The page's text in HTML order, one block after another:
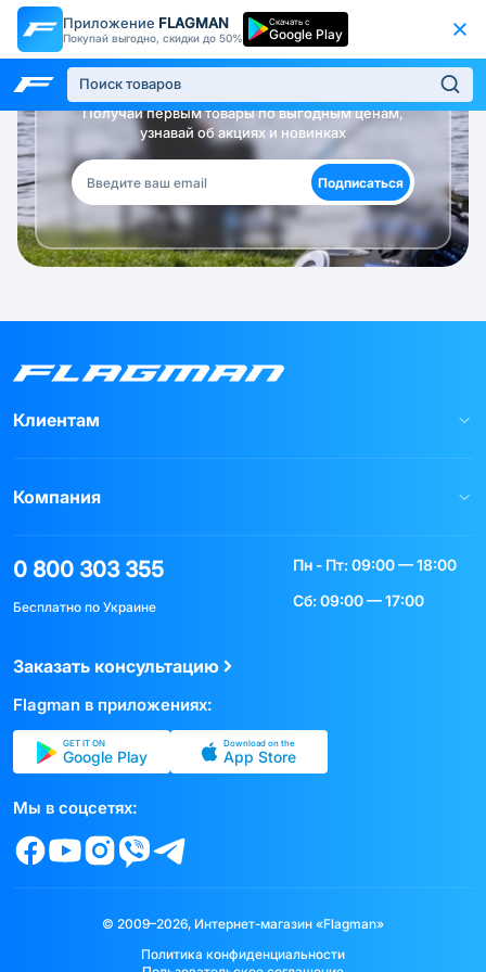
Приложение FLAGMAN
Покупай выгодно, скидки до 50%
Скачать с
Google Play
Будь в курсе!
Получай первым товары по выгодным ценам,
узнавай об акциях и новинках
Подписаться
Клиентам
Компания
0 800 303 355
Бесплатно по Украине
Пн - Пт: 09:00 — 18:00
Сб: 09:00 — 17:00
Заказать консультацию
Flagman в приложениях:
GET IT ON
Google Play
Download on the
App Store
Мы в соцсетях:
© 2009–2026, Интернет-магазин «Flagman»
Политика конфиденциальности